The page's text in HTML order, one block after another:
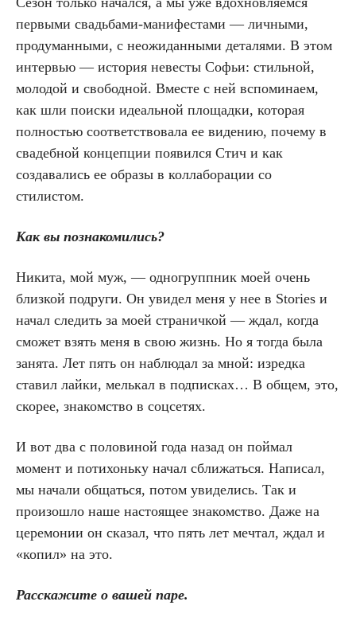
первыми свадьбами-манифестами — личными,
продуманными, с неожиданными деталями. В этом
интервью — история невесты Софьи: стильной,
молодой и свободной. Вместе с ней вспоминаем,
как шли поиски идеальной площадки, которая
полностью соответствовала ее видению, почему в
свадебной концепции появился Стич и как
создавались ее образы в коллаборации со
стилистом.
Как вы познакомились?
Никита, мой муж, — одногруппник моей очень
близкой подруги. Он увидел меня у нее в Stories и
начал следить за моей страничкой — ждал, когда
сможет взять меня в свою жизнь. Но я тогда была
занята. Лет пять он наблюдал за мной: изредка
ставил лайки, мелькал в подписках… В общем, это,
скорее, знакомство в соцсетях.
И вот два с половиной года назад он поймал
момент и потихоньку начал сближаться. Написал,
мы начали общаться, потом увиделись. Так и
произошло наше настоящее знакомство. Даже на
церемонии он сказал, что пять лет мечтал, ждал и
«копил» на это.
Расскажите о вашей паре.